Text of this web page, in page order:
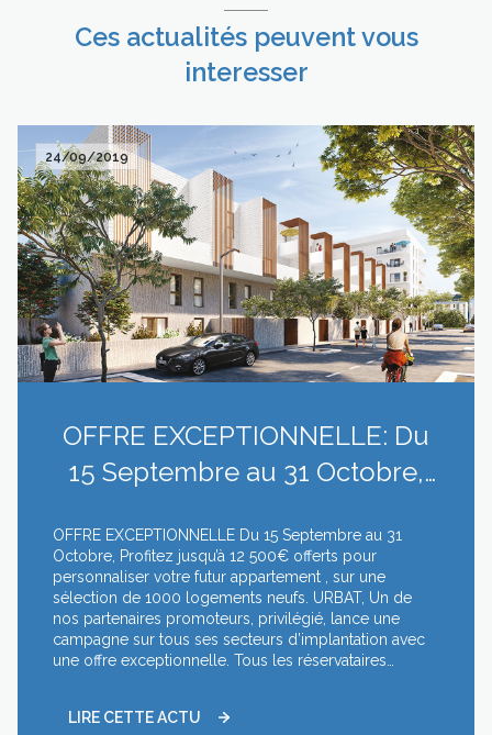
Ces actualités peuvent vous
interesser
24/09/2019
OFFRE EXCEPTIONNELLE: Du
15 Septembre au 31 Octobre,
pour pers...
OFFRE EXCEPTIONNELLE Du 15 Septembre au 31
Octobre, Profitez jusqu’à 12 500€ offerts pour
personnaliser votre futur appartement , sur une
sélection de 1000 logements neufs. URBAT, Un de
nos partenaires promoteurs, privilégié, lance une
campagne sur tous ses secteurs d’implantation avec
une offre exceptionnelle. Tous les réservataires
détaille comme il suit : - 8.500 € pour toutes
LIRE CETTE ACTU